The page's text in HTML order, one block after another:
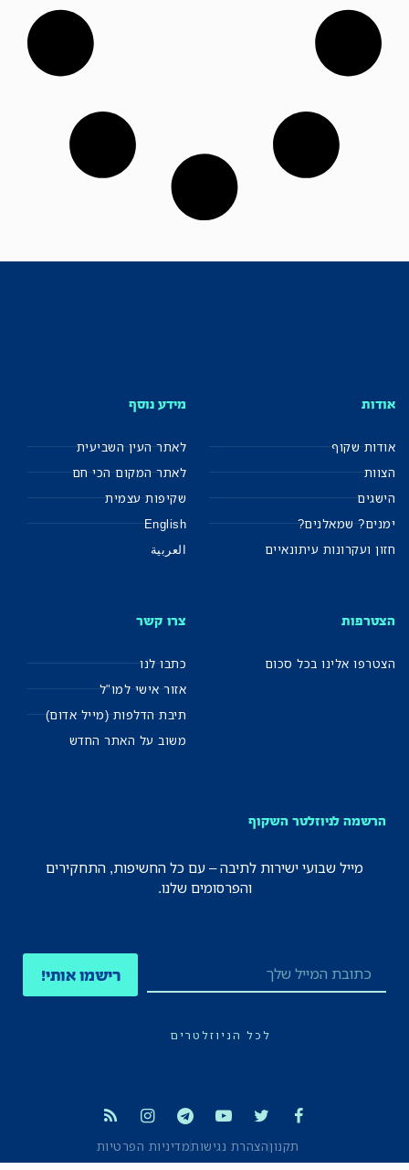
אודות
אודות שקוף
הצוות
הישגים
ימנים? שמאלנים?
חזון ועקרונות עיתונאיים
מידע נוסף
לאתר העין השביעית
לאתר המקום הכי חם
שקיפות עצמית
English
العربية
הצטרפות
הצטרפו אלינו בכל סכום
צרו קשר
כתבו לנו
אזור אישי למו"ל
תיבת הדלפות (מייל אדום)
משוב על האתר החדש
הרשמה לניוזלטר השקוף
מייל שבועי ישירות לתיבה – עם כל החשיפות, התחקירים
והפרסומים שלנו.
רישמו אותי!
לכל הניוזלטרים
תקנוןהצהרת נגישותמדיניות הפרטיות